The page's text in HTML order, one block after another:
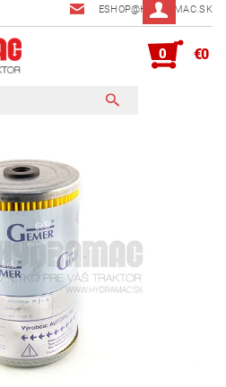
ESHOP@HYDRAMAC.SK
0 €0